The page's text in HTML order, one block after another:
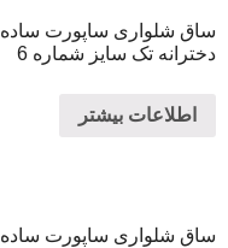
ساق شلواری ساپورت ساده
دخترانه تک سایز شماره 6
اطلاعات بیشتر
ساق شلواری ساپورت ساده